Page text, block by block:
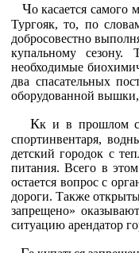
Чо касается самого
Тургояк, то, по
добросовестно
купальному
необходимые
два спасательных
оборудованной вышки,
Кк и в прошлом
спортинвентаря,
детский городок с
питания. Всего в
остается вопрос с
дороги. Также
запрещено»
ситуацию арендатор